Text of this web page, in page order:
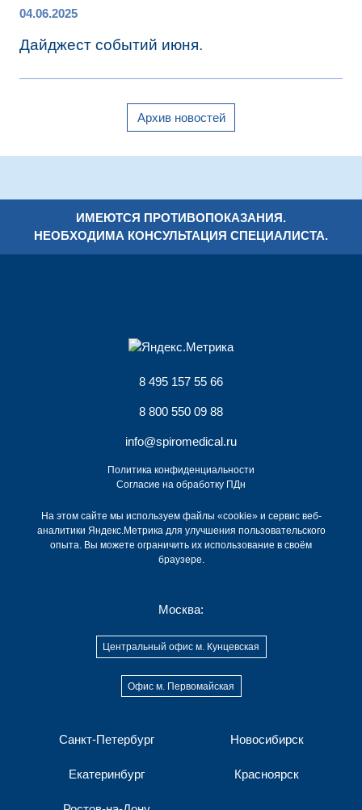
04.06.2025
Дайджест событий июня.
Архив новостей
ИМЕЮТСЯ ПРОТИВОПОКАЗАНИЯ.
НЕОБХОДИМА КОНСУЛЬТАЦИЯ СПЕЦИАЛИСТА.
Москва:
Центральный офис м. Кунцевская
Офис м. Первомайская
Санкт-Петербург Новосибирск
Екатеринбург Красноярск
8 495 157 55 66
8 800 550 09 88
info@spiromedical.ru
Политика конфиденциальности
Согласие на обработку ПДн
На этом сайте мы используем файлы «cookie» и сервис веб-
аналитики Яндекс.Метрика для улучшения пользовательского
опыта. Вы можете ограничить их использование в своём
браузере.